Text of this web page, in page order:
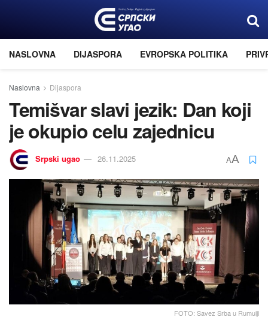
NASLOVNA DIJASPORA EVROPSKA POLITIKA
Naslovna Dijaspora
Temišvar slavi jezik: Dan koji
je okupio celu zajednicu
Srpski ugao 26.11.2025 AA
FOTO: Savez Srba u Rumuiji